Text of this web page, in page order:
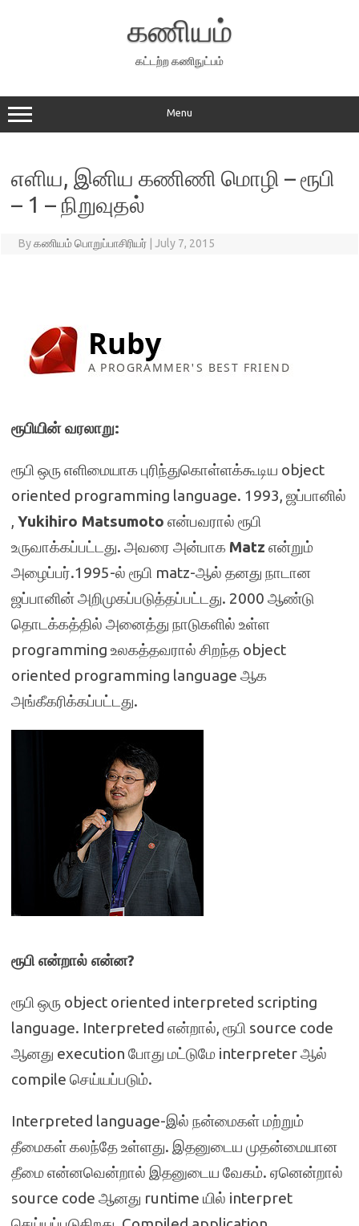
கணியம்
கட்டற்ற கணிநுட்பம்
Menu
எளிய, இனிய கணிணி மொழி – ரூபி
– 1 – நிறுவுதல்
Byகணியம் பொறுப்பாசிரியர் July 7, 2015
ரூபியின் வரலாறு:
ரூபி ஒரு எளிமையாக புரிந்துகொள்ளக்கூடிய object
oriented programming language. 1993, ஜப்பானில்
, Yukihiro Matsumoto என்பவரால் ரூபி
உருவாக்கப்பட்டது. அவரை அன்பாக Matz என்றும்
அழைப்பர்.1995-ல் ரூபி matz-ஆல் தனது நாடான
ஜப்பானின் அறிமுகப்படுத்தப்பட்டது. 2000 ஆண்டு
தொடக்கத்தில் அனைத்து நாடுகளில் உள்ள
programming உலகத்தவரால் சிறந்த object
oriented programming language ஆக
அங்கீகரிக்கப்பட்டது.
ரூபி என்றால் என்ன?
ரூபி ஒரு object oriented interpreted scripting
language. Interpreted என்றால், ரூபி source code
ஆனது execution போது மட்டுமே interpreter ஆல்
compile செய்யப்படும்.
Interpreted language-இல் நன்மைகள் மற்றும்
தீமைகள் கலந்தே உள்ளது. இதனுடைய முதன்மையான
தீமை என்னவென்றால் இதனுடைய வேகம். ஏனென்றால்
source code ஆனது runtime யில் interpret